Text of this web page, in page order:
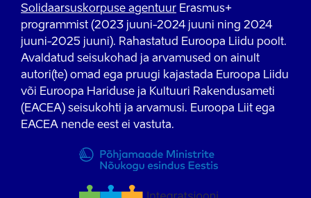
Solidaarsuskorpuse agentuur Erasmus+
programmist (2023 juuni-2024 juuni ning 2024
juuni-2025 juuni). Rahastatud Euroopa Liidu poolt.
Avaldatud seisukohad ja arvamused on ainult
autori(te) omad ega pruugi kajastada Euroopa Liidu
või Euroopa Hariduse ja Kultuuri Rakendusameti
(EACEA) seisukohti ja arvamusi. Euroopa Liit ega
EACEA nende eest ei vastuta.